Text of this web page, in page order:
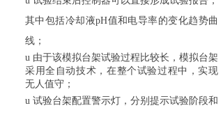
其中包括冷却液pH值和电导率的变化趋势曲
线 ；
u 由于该模拟台架试验过程比较长，模拟台架
采用全自动技术，在整个试验过程中，实现
无人值守；
u 试验台架配置警示灯，分别提示试验阶段和